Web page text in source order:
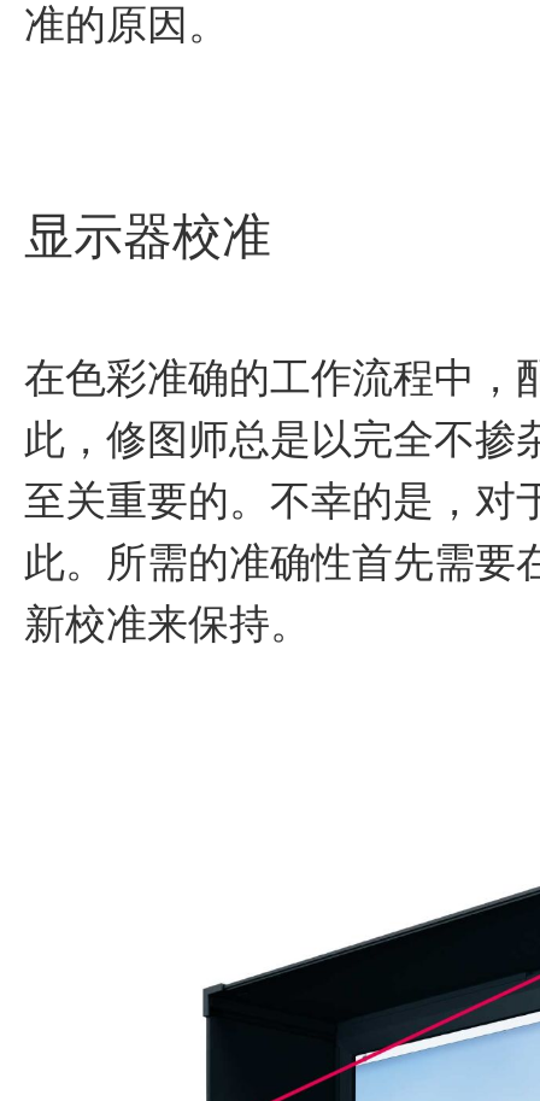
准的原因。
显示器校准
在色彩准确的工作流程中，
此，修图师总是以完全不掺
至关重要的。不幸的是，对
此。所需的准确性首先需要
新校准来保持。